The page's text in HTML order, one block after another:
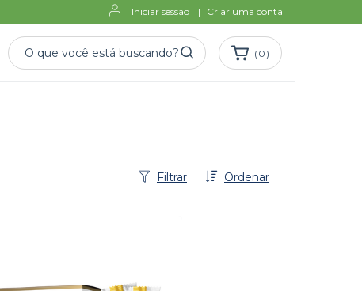
Iniciar sessão | Criar uma conta
( 0 )
Ordenar
Filtrar